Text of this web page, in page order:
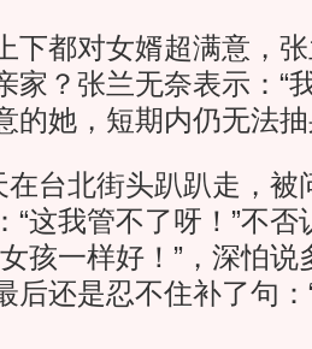
都对女婿超满意，张
家？张兰无奈表示：“
的她，短期内仍无法
北街头趴趴走，被
“这我管不了呀！”不
孩一样好！”，深怕
后还是忍不住补了句